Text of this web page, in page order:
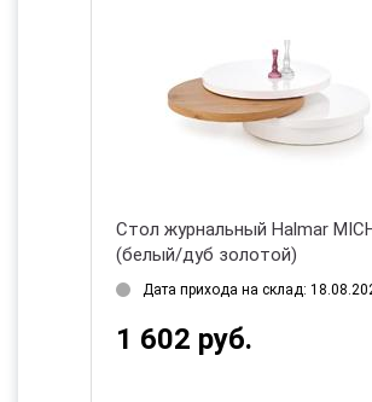
Стол журнальный Halmar
(белый/дуб золотой)
Дата прихода на склад:
1 602 руб.